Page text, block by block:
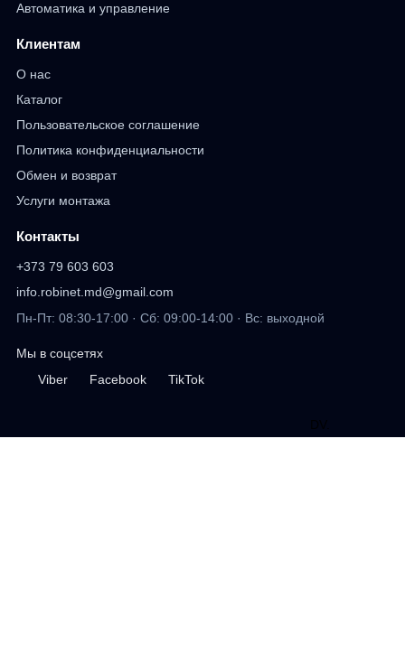
Автоматика и управление
Клиентам
О нас
Каталог
Пользовательское соглашение
Политика конфиденциальности
Обмен и возврат
Услуги монтажа
Контакты
+373 79 603 603
info.robinet.md@gmail.com
Пн-Пт: 08:30-17:00 · Сб: 09:00-14:00 · Вс: выходной
Мы в соцсетях
Viber
Facebook TikTok